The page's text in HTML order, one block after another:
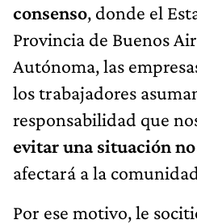
consenso, donde el
Provincia de Buenos
Autónoma, las
los trabajadores
responsabilidad que
evitar una situación no
afectará a la
Por ese motivo, le